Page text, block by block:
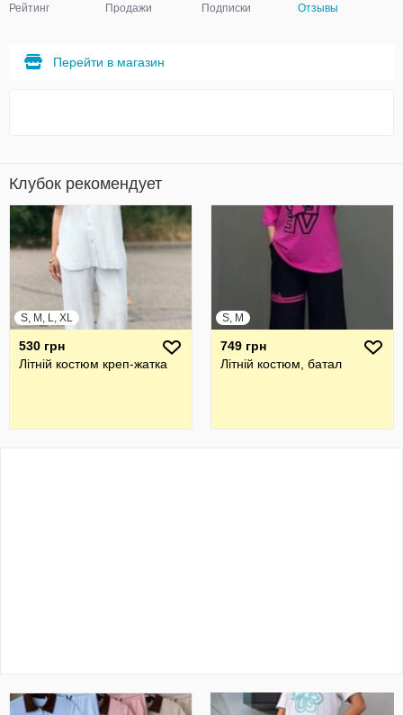
Рейтинг Продажи Подписки Отзывы
Перейти в магазин
Клубок рекомендует
S, M, L, XL
530 грн
Літній костюм креп-жатка
S, M
749 грн
Літній костюм, батал